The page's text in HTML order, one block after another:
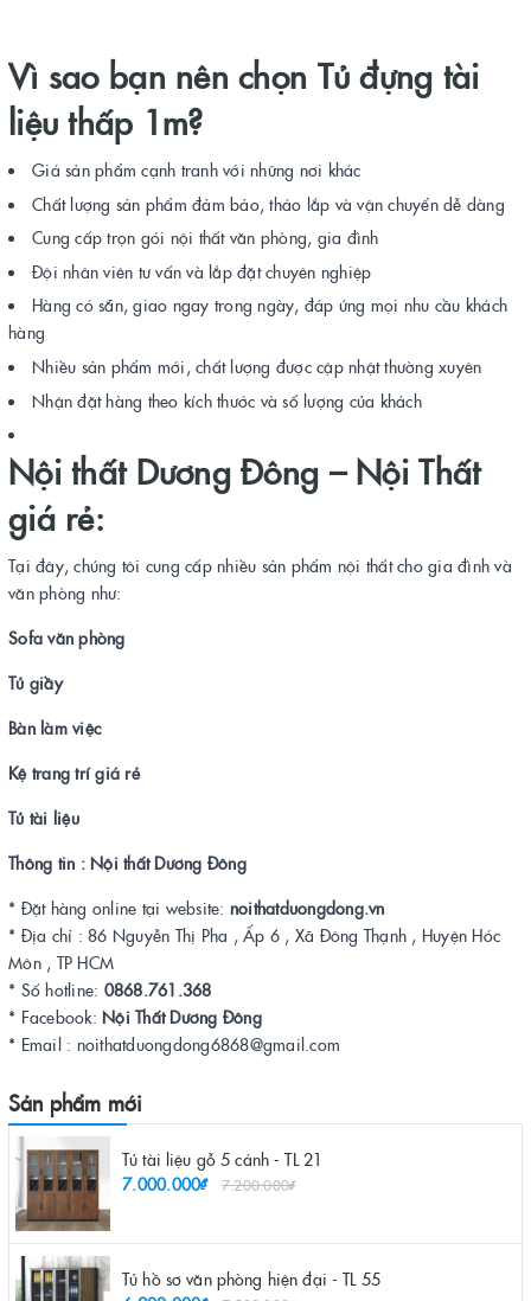
Vì sao bạn nên chọn Tủ đựng tài
liệu thấp 1m?
Giá sản phẩm cạnh tranh với những nơi khác
Chất lượng sản phẩm đảm bảo, tháo lắp và vận chuyển dễ dàng
Cung cấp trọn gói nội thất văn phòng, gia đình
Đội nhân viên tư vấn và lắp đặt chuyên nghiệp
Hàng có sẵn, giao ngay trong ngày, đáp ứng mọi nhu cầu khách
hàng
Nhiều sản phẩm mới, chất lượng được cập nhật thường xuyên
Nhận đặt hàng theo kích thước và số lượng của khách
Nội thất Dương Đông – Nội Thất
giá rẻ:
Tại đây, chúng tôi cung cấp nhiều sản phẩm nội thất cho gia đình và
văn phòng như:
Sofa văn phòng
Tủ giầy
Bàn làm việc
Kệ trang trí giá rẻ
Tủ tài liệu
Thông tin : Nội thất Dương Đông
* Đặt hàng online tại website: noithatduongdong.vn
* Địa chỉ : 86 Nguyễn Thị Pha , Ấp 6 , Xã Đông Thạnh , Huyện Hóc
Môn , TP HCM
* Số hotline: 0868.761.368
* Facebook: Nội Thất Dương Đông
* Email : noithatduongdong6868@gmail.com
Sản phẩm mới
Tủ tài liệu gỗ 5 cánh - TL 21
7.000.000₫
7.200.000₫
Tủ hồ sơ văn phòng hiện đại - TL 55